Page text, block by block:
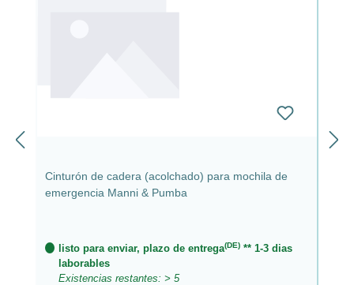
Cinturón de cadera (acolchado) para mochila de
emergencia Manni & Pumba
listo para enviar, plazo de entrega(DE) ** 1-3 dias
laborables
Existencias restantes: > 5